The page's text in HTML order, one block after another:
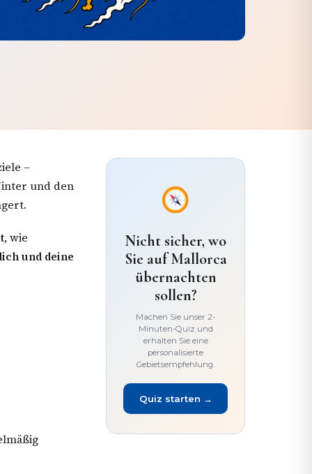
–
und den
, wie
und deine
Nicht sicher, wo
Sie auf Mallorca
übernachten
sollen?
Machen Sie unser 2-
Minuten-Quiz und
erhalten Sie eine
personalisierte
Gebietsempfehlung.
Quiz starten →